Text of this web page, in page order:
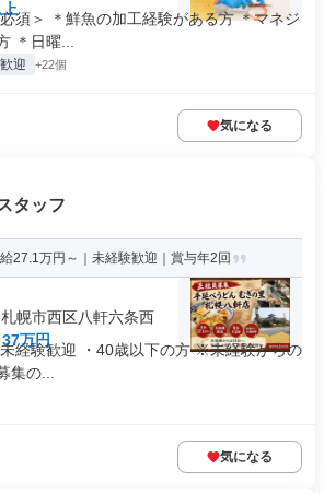
須＞ ＊鮮魚の加工経験がある方 ＊マネジ
＊日曜...
迎 +22個
気になる
タッフ
27.1万円～｜未経験歓迎｜賞与年2回
幌市西区八軒六条西
万円
経験歓迎 ・40歳以下の方 ※未経験からの
集の...
気になる